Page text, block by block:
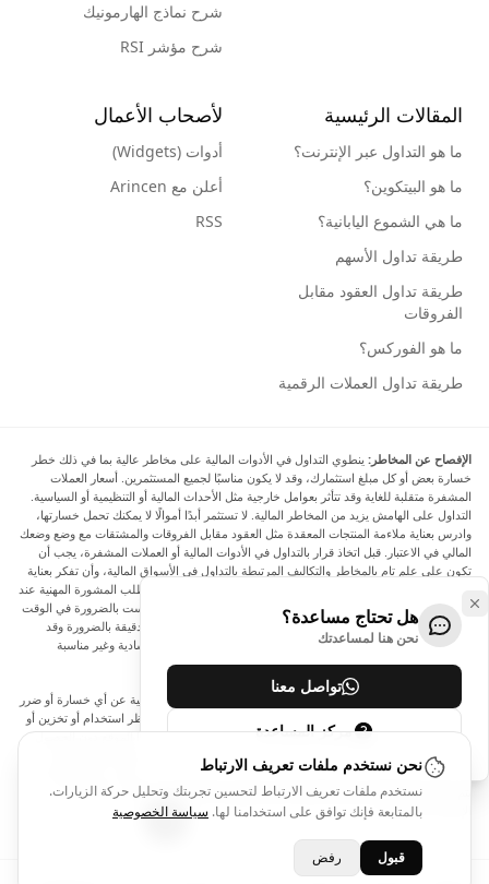
شرح نماذج الهارمونيك
شرح مؤشر RSI
المقالات الرئيسية
ما هو التداول عبر الإنترنت؟
ما هو البيتكوين؟
ما هي الشموع اليابانية؟
طريقة تداول الأسهم
طريقة تداول العقود مقابل
الفروقات
ما هو الفوركس؟
طريقة تداول العملات الرقمية
لأصحاب الأعمال
أدوات (Widgets)
أعلن مع Arincen
RSS
الإفصاح عن المخاطر: ينطوي التداول في الأدوات المالية على مخاطر عالية بما في ذلك خطر
خسارة بعض أو كل مبلغ استثمارك، وقد لا يكون مناسبًا لجميع المستثمرين. أسعار العملات
المشفرة متقلبة للغاية وقد تتأثر بعوامل خارجية مثل الأحداث المالية أو التنظيمية أو السياسية.
التداول على الهامش يزيد من المخاطر المالية. لا تستثمر أبدًا أموالًا لا يمكنك تحمل خسارتها،
وادرس بعناية ملاءمة المنتجات المعقدة مثل العقود مقابل الفروقات والمشتقات مع وضع وضعك
المالي في الاعتبار. قبل اتخاذ قرار بالتداول في الأدوات المالية أو العملات المشفرة، يجب أن
تكون على علم تام بالمخاطر والتكاليف المرتبطة بالتداول في الأسواق المالية، وأن تفكر بعناية
في أهدافك الاستثمارية ومستوى خبرتك ورغبتك في المخاطرة، وأن تطلب المشورة المهنية عند
الحاجة. تود Arincen أن تذكرك بأن البيانات الواردة في هذا الموقع ليست بالضرورة في الوقت
الفعلي وليست دقيقة. البيانات والأسعار الموجودة على الموقع ليست دقيقة بالضرورة وقد
تختلف عن السعر الفعلي في أي سوق معينة، مما يعني أن الأسعار إرشادية وغير مناسبة
لأغراض التداول.
لن يتحمل Arincen وأي مزود للبيانات الواردة في هذا الموقع المسؤولية عن أي خسارة أو ضرر
نتيجة لتداولك، أو اعتمادك على المعلومات الواردة في هذا الموقع. يحظر استخدام أو تخزين أو
إعادة إنتاج أو عرض أو تعديل أو نقل أو توزيع البيانات الموجودة في هذا الموقع دون الحصول
على إذن كتابي صريح مسبق من Arincen و/أو مزود البيانات. جميع حقوق الملكية الفكرية
محفوظة من قبل مقدمي الخدمة و/أو البورصة التي تقدم البيانات الواردة في هذا الموقع. قد
يتم تعويض Arincen من قبل المعلنين الذين يظهرون على الموقع، بناءً على تفاعلك مع
الإعلانات أو المعلنين.
هل تحتاج مساعدة؟
نحن هنا لمساعدتك
تواصل معنا
مركز المساعدة
نحن نستخدم ملفات تعريف الارتباط
نستخدم ملفات تعريف الارتباط لتحسين تجربتك وتحليل حركة الزيارات.
بالمتابعة فإنك توافق على استخدامنا لها. سياسة الخصوصية
قبول رفض